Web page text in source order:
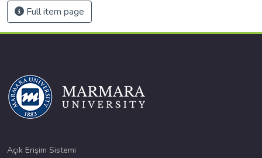
Full item page
Açık Erişim Sistemi